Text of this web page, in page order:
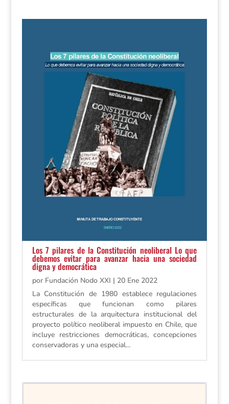
Los 7 pilares de la Constitución neoliberal Lo que
debemos evitar para avanzar hacia una sociedad
digna y democrática
por Fundación Nodo XXI | 20 Ene 2022
La Constitución de 1980 establece regulaciones
específicas que funcionan como pilares
estructurales de la arquitectura institucional del
proyecto político neoliberal impuesto en Chile, que
incluye restricciones democráticas, concepciones
conservadoras y una especial...